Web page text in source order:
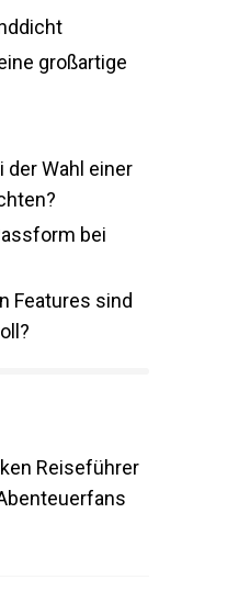
großartige
Wahl einer
bei
sind
Reiseführer